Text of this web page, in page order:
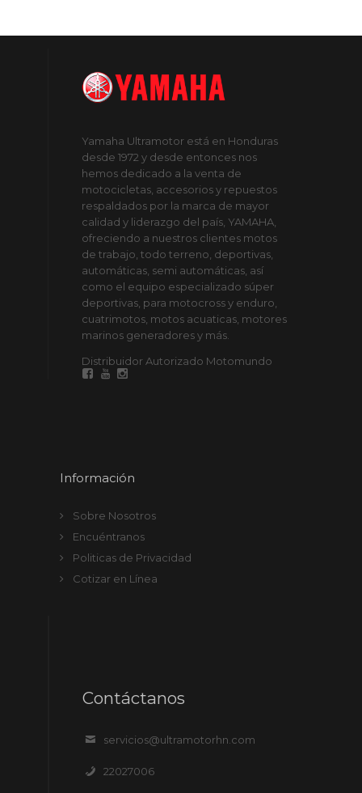
Yamaha Ultramotor está en Honduras
desde 1972 y desde entonces nos
hemos dedicado a la venta de
motocicletas, accesorios y repuestos
respaldados por la marca de mayor
calidad y liderazgo del país, YAMAHA,
ofreciendo a nuestros clientes motos
de trabajo, todo terreno, deportivas,
automáticas, semi automáticas, así
como el equipo especializado súper
deportivas, para motocross y enduro,
cuatrimotos, motos acuaticas, motores
marinos generadores y más.
Distribuidor Autorizado Motomundo
Información
Sobre Nosotros
Encuéntranos
Politicas de Privacidad
Cotizar en Línea
Contáctanos
servicios@ultramotorhn.com
22027006